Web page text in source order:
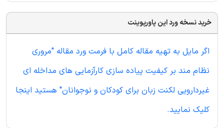
خرید نسخه ورد این پاورپوینت
اگر مایل به تهیه مقاله کامل با فرمت ورد مقاله "مروری
نظام مند بر کیفیت پیاده سازی کارآزمایی های مداخله ای
غیردارویی لکنت زبان برای کودکان و نوجوانان" هستید اینجا
کلیک نمایید.